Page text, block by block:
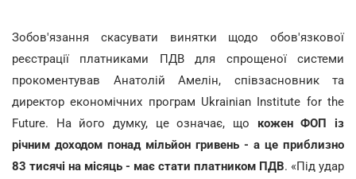
Зобов'язання скасувати винятки щодо обов'язкової
реєстрації платниками ПДВ для спрощеної системи
прокоментував Анатолій Амелін, співзасновник та
директор економічних програм Ukrainian Institute for the
Future. На його думку, це означає, що кожен ФОП із
річним доходом понад мільйон гривень - а це приблизно
83 тисячі на місяць - має стати платником ПДВ. «Під удар